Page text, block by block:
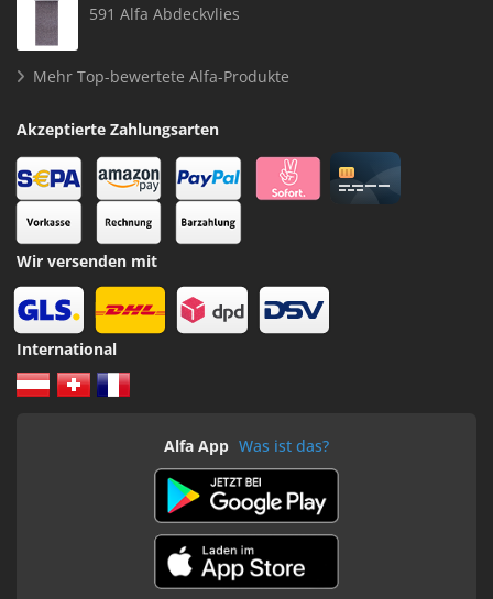
591 Alfa Abdeckvlies
Mehr Top-bewertete Alfa-Produkte
Akzeptierte Zahlungsarten
Wir versenden mit
International
Alfa App Was ist das?